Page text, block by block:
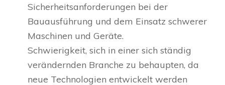
Sicherheitsanforderungen bei der
Bauausführung und dem Einsatz schwerer
Maschinen und Geräte.
Schwierigkeit, sich in einer sich ständig
verändernden Branche zu behaupten, da
neue Technologien entwickelt werden